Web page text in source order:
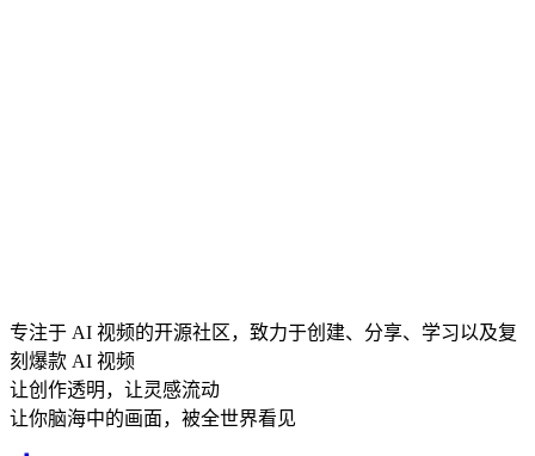
专注于 AI 视频的开源社区，致力于创建、分享、学习以及复
刻爆款 AI 视频
让创作透明，让灵感流动
让你脑海中的画面，被全世界看见